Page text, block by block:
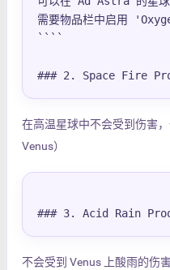
需要物品栏中启用
````
### 2. Space Fire
在高温星球中不会受到伤害
Venus）
### 3. Acid Rain
不会受到 Venus 上酸雨的伤害